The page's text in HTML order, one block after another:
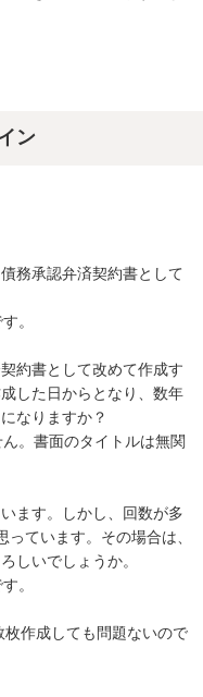
ン
務承認弁済契約書として
。
約書として改めて作成す
した日からとなり、数年
なりますか？
。書面のタイトルは無関
ます。しかし、回数が多
ています。その場合は、
しいでしょうか。
。
作成しても問題ないので